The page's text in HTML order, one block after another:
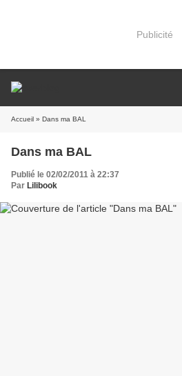
Publicité
Accueil » Dans ma BAL
Dans ma BAL
Publié le 02/02/2011 à 22:37
Par Lilibook